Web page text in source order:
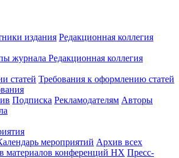
издания Редакционная коллегия
журнала Редакционная коллегия
статей Требования к оформлению статей
Подписка Рекламодателям Авторы
мероприятий Архив всех
материалов конференций НХ Пресс-